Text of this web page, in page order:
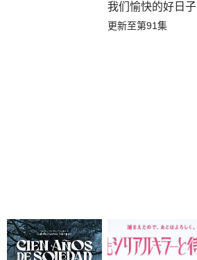
我们愉快的好日子
更新至第91集